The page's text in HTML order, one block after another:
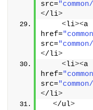
src=
</li>
<li><a
href=
src=
</li>
<li><a
href=
src=
</li>
</ul>